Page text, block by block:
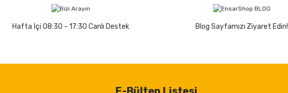
Hafta İçi 08:30 - 17:30 Canlı Destek Blog Sayfamızı Ziyaret Edin!